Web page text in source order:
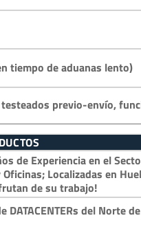
tiempo de aduanas lento)
previo-envío,
de Experiencia en el
Localizadas en
de su trabajo!
DATACENTERs del Norte